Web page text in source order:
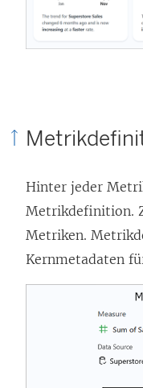
Hinter jeder
Metrikdefinition.
Metriken.
Kernmetadaten